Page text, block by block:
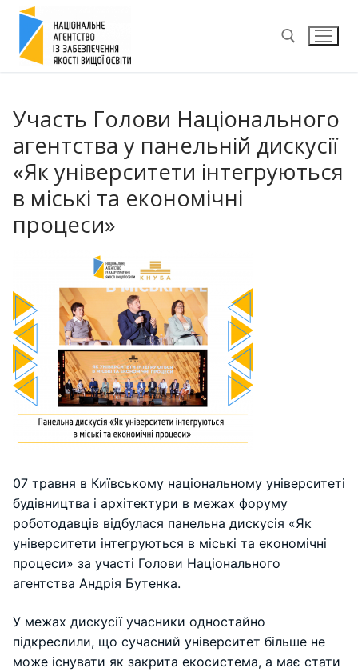
Перейти
вмісту
Участь Голови Національного
агентства у панельній дискусії
«Як університети інтегруються
в міські та економічні
процеси»
07 травня в Київському національному університеті
будівництва і архітектури в межах форуму
роботодавців відбулася панельна дискусія «Як
університети інтегруються в міські та економічні
процеси» за участі Голови Національного
агентства Андрія Бутенка.
У межах дискусії учасники одностайно
підкреслили, що сучасний університет більше не
може існувати як закрита екосистема, а має стати